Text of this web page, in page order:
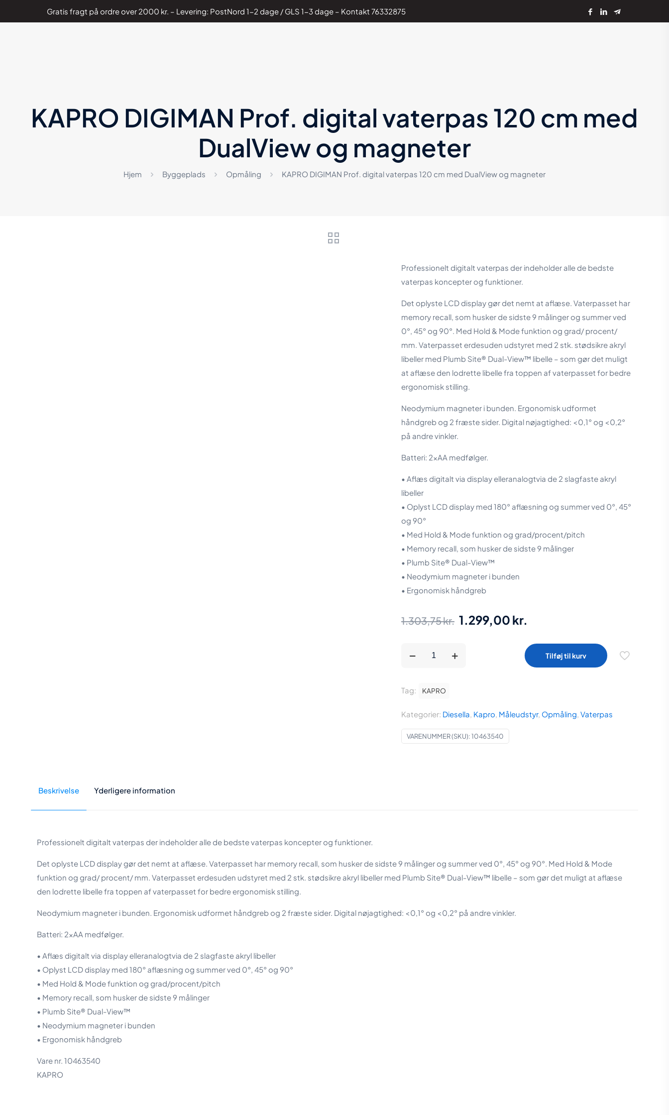
Gratis fragt på ordre over 2000 kr. – Levering: PostNord 1-2 dage / GLS 1-3 dage – Kontakt 76332875
KAPRO DIGIMAN Prof. digital vaterpas 120 cm med
DualView og magneter
Hjem Byggeplads Opmåling KAPRO DIGIMAN Prof. digital vaterpas 120 cm med DualView og magneter
Professionelt digitalt vaterpas der indeholder alle de bedste
vaterpas koncepter og funktioner.
Det oplyste LCD display gør det nemt at aflæse. Vaterpasset har
memory recall, som husker de sidste 9 målinger og summer ved
0°, 45° og 90°. Med Hold & Mode funktion og grad/ procent/
mm. Vaterpasset erdesuden udstyret med 2 stk. stødsikre akryl
libeller med Plumb Site® Dual-View™ libelle – som gør det muligt
at aflæse den lodrette libelle fra toppen af vaterpasset for bedre
ergonomisk stilling.
Neodymium magneter i bunden. Ergonomisk udformet
håndgreb og 2 fræste sider. Digital nøjagtighed: < 0,1° og < 0,2°
på andre vinkler.
Batteri: 2xAA medfølger.
• Aflæs digitalt via display elleranalogtvia de 2 slagfaste akryl
libeller
• Oplyst LCD display med 180° aflæsning og summer ved 0°, 45°
og 90°
• Med Hold & Mode funktion og grad/procent/pitch
• Memory recall, som husker de sidste 9 målinger
• Plumb Site® Dual-View™
• Neodymium magneter i bunden
• Ergonomisk håndgreb
1.303,75kr. Den
1.299,00 kr.
pris
er:
digital
120
cm
med
Tilføj til kurv
VARENUMMER (SKU):10463540
Kategorier: Diesella, Kapro, Måleudstyr, Opmåling, Vaterpas
Tag: KAPRO
Beskrivelse Yderligere information
Professionelt digitalt vaterpas der indeholder alle de bedste vaterpas koncepter og funktioner.
Det oplyste LCD display gør det nemt at aflæse. Vaterpasset har memory recall, som husker de sidste 9 målinger og summer ved 0°, 45° og 90°. Med Hold & Mode
funktion og grad/ procent/ mm. Vaterpasset erdesuden udstyret med 2 stk. stødsikre akryl libeller med Plumb Site® Dual-View™ libelle – som gør det muligt at aflæse
den lodrette libelle fra toppen af vaterpasset for bedre ergonomisk stilling.
Neodymium magneter i bunden. Ergonomisk udformet håndgreb og 2 fræste sider. Digital nøjagtighed: < 0,1° og < 0,2° på andre vinkler.
Batteri: 2xAA medfølger.
• Aflæs digitalt via display elleranalogtvia de 2 slagfaste akryl libeller
• Oplyst LCD display med 180° aflæsning og summer ved 0°, 45° og 90°
• Med Hold & Mode funktion og grad/procent/pitch
• Memory recall, som husker de sidste 9 målinger
• Plumb Site® Dual-View™
• Neodymium magneter i bunden
• Ergonomisk håndgreb
Vare nr. 10463540
KAPRO